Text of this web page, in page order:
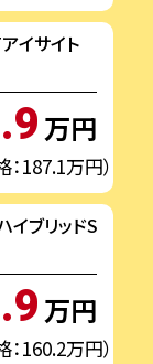
イサイト
万円
：187.1万円）
ブリッドS
万円
：160.2万円）